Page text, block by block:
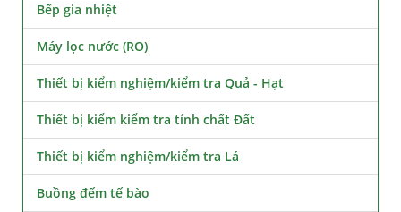
Bếp gia nhiệt
Máy lọc nước (RO)
Thiết bị kiểm nghiệm/kiểm tra Quả - Hạt
Thiết bị kiểm kiểm tra tính chất Đất
Thiết bị kiểm nghiệm/kiểm tra Lá
Buồng đếm tế bào